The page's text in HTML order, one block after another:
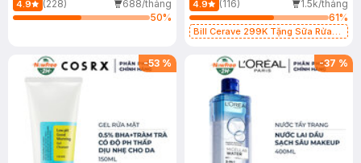
4.9 (228)
688/tháng
50%
4.9 (116)
1.5k/tháng
61%
Bill Cerave 299K Tặng Sữa Rửa
-53 % -37 %